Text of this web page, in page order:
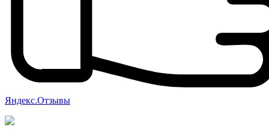
Яндекс.Отзывы